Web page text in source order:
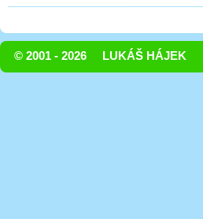
© 2001 - 2026 LUKÁŠ HÁJEK